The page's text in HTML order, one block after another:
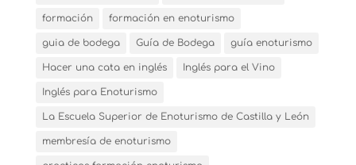
formación formación en enoturismo
guia de bodega Guía de Bodega guía enoturismo
Hacer una cata en inglés Inglés para el Vino
Inglés para Enoturismo
La Escuela Superior de Enoturismo de Castilla y León
membresía de enoturismo